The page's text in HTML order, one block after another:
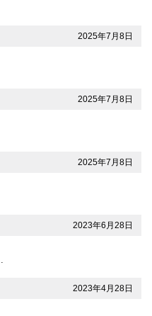
2025年7月8日
2025年7月8日
2025年7月8日
2023年6月28日
2023年4月28日